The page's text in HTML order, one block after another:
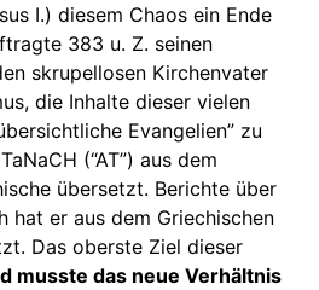
I.) diesem Chaos ein Ende
383 u. Z. seinen
skrupellosen Kirchenvater
die Inhalte dieser vielen
Evangelien” zu
(“AT”) aus dem
übersetzt. Berichte über
hat er aus dem Griechischen
Das oberste Ziel dieser
musste das neue Verhältnis